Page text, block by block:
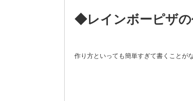
◆レインボーピザ
作り方といっても簡単すぎて書くことが